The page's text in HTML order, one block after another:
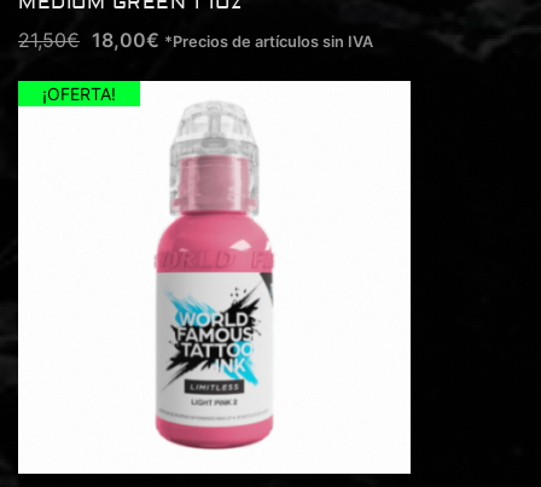
21,50€ 18,00€ *Precios de artículos sin IVA
¡OFERTA!